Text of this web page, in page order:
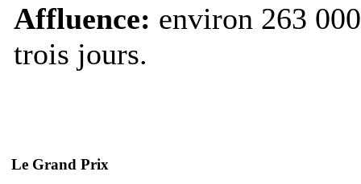
Affluence: environ 263
trois jours.
Le Grand Prix